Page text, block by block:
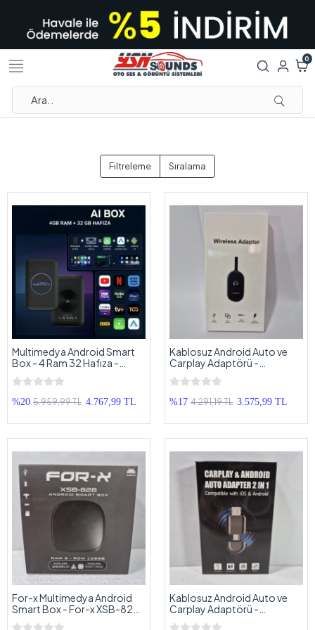
0
Filtreleme Sıralama
Multimedya Android Smart
Box - 4 Ram 32 Hafıza -
Orjinal Teybe Android Smart
AI Box - Kablosuz Android
Auto ve Carplay
%20 5.959,99 TL 4.767,99 TL
Kablosuz Android Auto ve
Carplay Adaptörü -
Kabloluyu Kablosuz Yapan
Carplay ve Android Auto
Adaptörü
%17 4.291,19 TL 3.575,99 TL
For-x Multimedya Android
Smart Box - For-x XSB-828 -
8 Ram 128 Hafıza - Orjinal
Kablosuz Android Auto ve
Carplay Adaptörü -
Kabloluyu Kablosuz Yapan